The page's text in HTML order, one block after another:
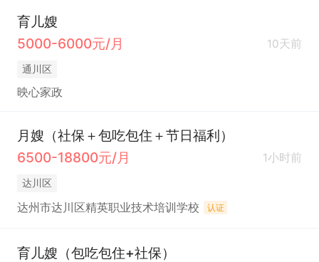
育儿嫂
5000-6000元/月
10天前
通川区
映心家政
月嫂（社保＋包吃包住＋节日福利）
6500-18800元/月
1小时前
达川区
达州市达川区精英职业技术培训学校 认证
育儿嫂（包吃包住+社保）